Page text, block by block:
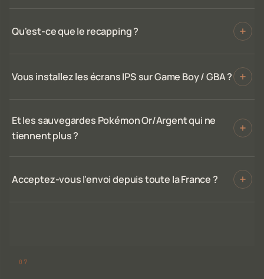
Qu'est-ce que le recapping ?
Vous installez les écrans IPS sur Game Boy / GBA ?
Et les sauvegardes Pokémon Or/Argent qui ne
tiennent plus ?
Acceptez-vous l'envoi depuis toute la France ?